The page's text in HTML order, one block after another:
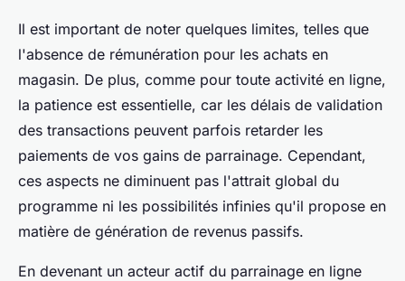
Il est important de noter quelques limites, telles que
l'absence de rémunération pour les achats en
magasin. De plus, comme pour toute activité en ligne,
la patience est essentielle, car les délais de validation
des transactions peuvent parfois retarder les
paiements de vos gains de parrainage. Cependant,
ces aspects ne diminuent pas l'attrait global du
programme ni les possibilités infinies qu'il propose en
matière de génération de revenus passifs.
En devenant un acteur actif du parrainage en ligne